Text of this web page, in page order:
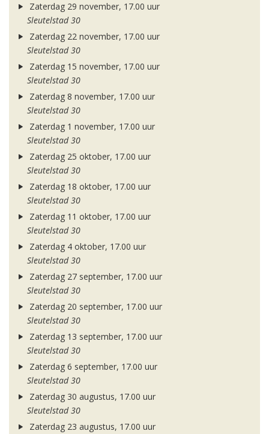
Zaterdag 29 november, 17.00 uur
Sleutelstad 30
Zaterdag 22 november, 17.00 uur
Sleutelstad 30
Zaterdag 15 november, 17.00 uur
Sleutelstad 30
Zaterdag 8 november, 17.00 uur
Sleutelstad 30
Zaterdag 1 november, 17.00 uur
Sleutelstad 30
Zaterdag 25 oktober, 17.00 uur
Sleutelstad 30
Zaterdag 18 oktober, 17.00 uur
Sleutelstad 30
Zaterdag 11 oktober, 17.00 uur
Sleutelstad 30
Zaterdag 4 oktober, 17.00 uur
Sleutelstad 30
Zaterdag 27 september, 17.00 uur
Sleutelstad 30
Zaterdag 20 september, 17.00 uur
Sleutelstad 30
Zaterdag 13 september, 17.00 uur
Sleutelstad 30
Zaterdag 6 september, 17.00 uur
Sleutelstad 30
Zaterdag 30 augustus, 17.00 uur
Sleutelstad 30
Zaterdag 23 augustus, 17.00 uur